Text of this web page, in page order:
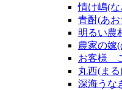
情け嶋(
青酎(あ
明るい農
農家の嫁
お客様
丸西(ま
深海うな